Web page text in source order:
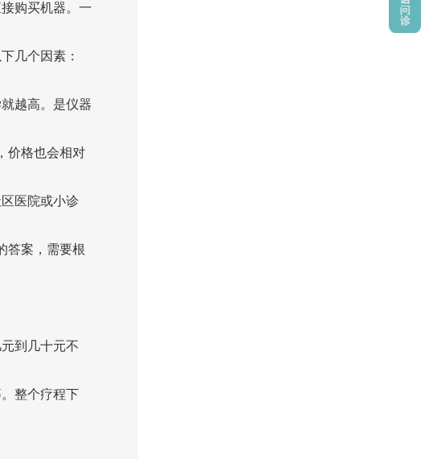
购买机器。一
几个因素：
越高。是仪器
价格也会相对
医院或小诊
答案，需要根
到几十元不
整个疗程下